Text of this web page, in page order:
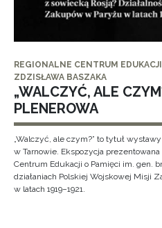
REGIONALNE CENTRUM
ZDZISŁAWA BASZAKA
„WALCZYĆ, ALE
PLENEROWA
„Walczyć, ale czym?” to tytuł
w Tarnowie. Ekspozycja
Centrum Edukacji o Pamięci im. gen.
działaniach Polskiej Wojskowej Misji
w latach 1919–1921.